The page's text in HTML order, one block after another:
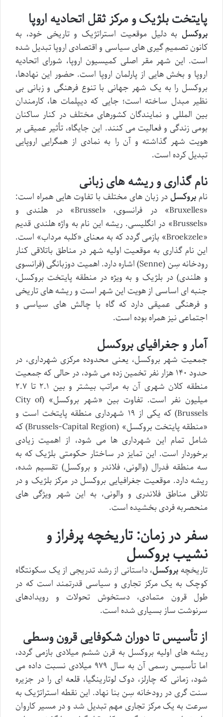
پایتخت بلژیک و مرکز ثقل اتحادیه اروپا
بروکسل به دلیل موقعیت استراتژیک و تاریخی خود، به
کانون تصمیم گیری های سیاسی و اقتصادی اروپا تبدیل شده
است. این شهر مقر اصلی کمیسیون اروپا، شورای اتحادیه
اروپا و بخش هایی از پارلمان اروپا است. حضور این نهادها،
بروکسل را به یک شهر جهانی با تنوع فرهنگی و زبانی بی
نظیر مبدل ساخته است؛ جایی که دیپلمات ها، کارمندان
بین المللی و نمایندگان کشورهای مختلف در کنار ساکنان
بومی زندگی و فعالیت می کنند. این جایگاه، تأثیر عمیقی بر
هویت شهر گذاشته و آن را به نمادی از همگرایی اروپایی
تبدیل کرده است.
نام گذاری و ریشه های زبانی
نامبروکسل در زبان های مختلف با تفاوت هایی همراه است:
«Bruxelles» در فرانسوی، «Brussel» در هلندی و
«Brussels» در انگلیسی. ریشه این نام به واژه هلندی قدیم
«Broekzele» بازمی گردد که به معنای «کلبه مرداب» است.
این نام گذاری به موقعیت اولیه شهر در مناطق باتلاقی کنار
رودخانه سِن (Senne) اشاره دارد. اهمیت دوزبانگی (فرانسوی
و هلندی) در بلژیک و به ویژه در منطقه پایتخت بروکسل،
جنبه ای اساسی از هویت این شهر است و ریشه های تاریخی
و فرهنگی عمیقی دارد که گاه با چالش های سیاسی و
اجتماعی نیز همراه بوده است.
آمار و جغرافیای بروکسل
جمعیت شهر بروکسل، یعنی محدوده مرکزی شهرداری، در
حدود ۱۴۰ هزار نفر تخمین زده می شود، در حالی که جمعیت
منطقه کلان شهری آن به مراتب بیشتر و بین ۲.۱ تا ۲.۷
میلیون نفر است. تفاوت بین «شهر بروکسل» (City of
Brussels) که یکی از ۱۹ شهرداری منطقه پایتخت است و
«منطقه پایتخت بروکسل» (Brussels-Capital Region) که
شامل تمام این شهرداری ها می شود، از اهمیت زیادی
برخوردار است. این تمایز در ساختار حکومتی بلژیک که به
سه منطقه فدرال (والونی، فلاندر و بروکسل) تقسیم شده،
ریشه دارد. موقعیت جغرافیایی بروکسل در مرکز بلژیک و در
تلاقی مناطق فلاندری و والونی، به این شهر ویژگی های
منحصربه فردی بخشیده است.
سفر در زمان: تاریخچه پرفراز و
نشیب بروکسل
تاریخچه بروکسل، داستانی از رشد تدریجی از یک سکونتگاه
کوچک به یک مرکز تجاری و سیاسی قدرتمند است که در
طول قرون متمادی، دستخوش تحولات و رویدادهای
سرنوشت ساز بسیاری شده است.
از تأسیس تا دوران شکوفایی قرون وسطی
ریشه های اولیه بروکسل به قرن ششم میلادی بازمی گردد،
اما تأسیس رسمی آن به سال ۹۷۹ میلادی نسبت داده می
شود، زمانی که چارلز، دوک لوتارینگیا، قلعه ای را در جزیره
سنت گری در رودخانه سِن بنا نهاد. این نقطه استراتژیک به
سرعت به یک مرکز تجاری مهم تبدیل شد و در مسیر کاروان